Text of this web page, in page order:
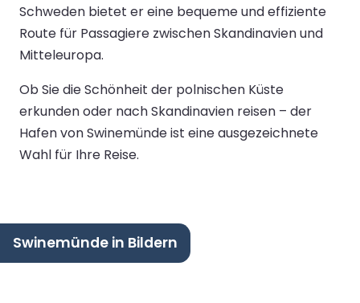
Schweden bietet er eine bequeme und effiziente
Route für Passagiere zwischen Skandinavien und
Mitteleuropa.
Ob Sie die Schönheit der polnischen Küste
erkunden oder nach Skandinavien reisen – der
Hafen von Swinemünde ist eine ausgezeichnete
Wahl für Ihre Reise.
Swinemünde in Bildern